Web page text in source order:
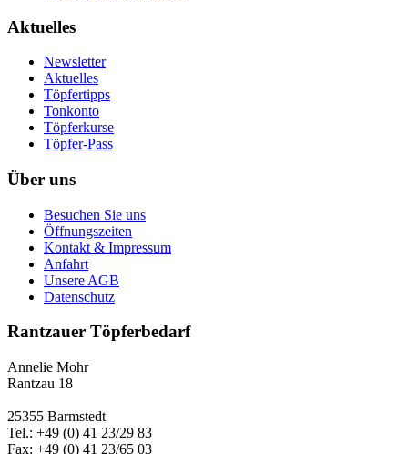
Aktuelles
Newsletter
Aktuelles
Töpfertipps
Tonkonto
Töpferkurse
Töpfer-Pass
Über uns
Besuchen Sie uns
Öffnungszeiten
Kontakt & Impressum
Anfahrt
Unsere AGB
Datenschutz
Rantzauer Töpferbedarf
Annelie Mohr
Rantzau 18
25355 Barmstedt
Tel.: +49 (0) 41 23/29 83
Fax: +49 (0) 41 23/65 03